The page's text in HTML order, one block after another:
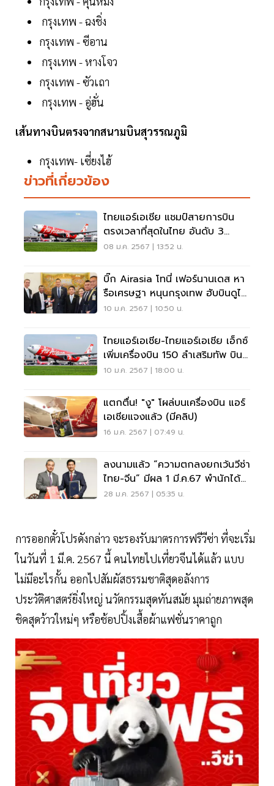
กรุงเทพ - ฉงชิ่ง
กรุงเทพ - ซีอาน
กรุงเทพ - หางโจว
กรุงเทพ - ซัวเถา
กรุงเทพ - อู่ฮั่น
เส้นทางบินตรงจากสนามบินสุวรรณภูมิ
กรุงเทพ- เซี่ยงไฮ้
ข่าวที่เกี่ยวข้อง
ไทยแอร์เอเชีย แชมป์สายการบิน
ตรงเวลาที่สุดในไทย อันดับ 3
เอเชียแปซิฟิก
08 ม.ค. 2567 | 13:52 น.
บิ๊ก Airasia โทนี่ เฟอร์นานเดส หา
รือเศรษฐา หนุนกรุงเทพ ฮับบินดูไบ
แห่งอาเซียน
10 ม.ค. 2567 | 10:50 น.
ไทยแอร์เอเชีย-ไทยแอร์เอเชีย เอ็กซ์
เพิ่มเครื่องบิน 150 ลำเสริมทัพ บิน
ยุโรป
10 ม.ค. 2567 | 18:00 น.
แตกตื่น! "งู" โผล่บนเครื่องบิน แอร์
เอเชียแจงแล้ว (มีคลิป)
16 ม.ค. 2567 | 07:49 น.
ลงนามแล้ว “ความตกลงยกเว้นวีซ่า
ไทย-จีน” มีผล 1 มี.ค.67 พำนักได้
ถึง 30 วัน
28 ม.ค. 2567 | 05:35 น.
การออกตั๋วโปรดังกล่าว จะรองรับมาตรการฟรีวีซ่า ที่จะเริ่ม
ในวันที่ 1 มี.ค. 2567 นี้ คนไทยไปเที่ยวจีนได้แล้ว แบบ
ไม่มีอะไรกั้น ออกไปสัมผัสธรรมชาติสุดอลังการ
ประวัติศาสตร์ยิ่งใหญ่ นวัตกรรมสุดทันสมัย มุมถ่ายภาพสุด
ชิคสุดว้าวใหม่ๆ หรือช้อปปิ้งเสื้อผ้าแฟชั่นราคาถูก